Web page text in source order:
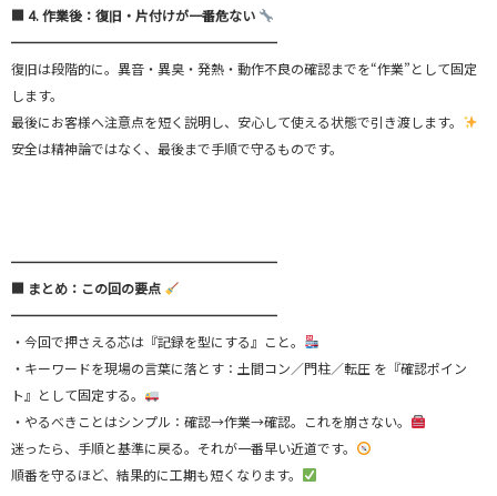
■ 4. 作業後：復旧・片付けが一番危ない
━━━━━━━━━━━━━━━━━━━━
復旧は段階的に。異音・異臭・発熱・動作不良の確認までを“作業”として固定
します。
最後にお客様へ注意点を短く説明し、安心して使える状態で引き渡します。
安全は精神論ではなく、最後まで手順で守るものです。
━━━━━━━━━━━━━━━━━━━━
■ まとめ：この回の要点
━━━━━━━━━━━━━━━━━━━━
・今回で押さえる芯は『記録を型にする』こと。
・キーワードを現場の言葉に落とす：土間コン／門柱／転圧 を『確認ポイン
ト』として固定する。
・やるべきことはシンプル：確認→作業→確認。これを崩さない。
迷ったら、手順と基準に戻る。それが一番早い近道です。
順番を守るほど、結果的に工期も短くなります。